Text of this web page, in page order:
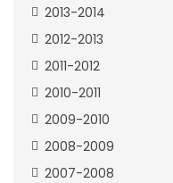
2013-2014
2012-2013
2011-2012
2010-2011
2009-2010
2008-2009
2007-2008